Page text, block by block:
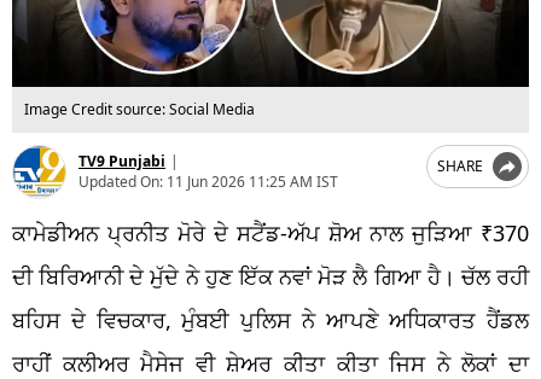
Image Credit source: Social Media
TV9 Punjabi |
Updated On: 11 Jun 2026 11:25 AM IST
SHARE
ਕਾਮੇਡੀਅਨ ਪ੍ਰਨੀਤ ਮੋਰੇ ਦੇ ਸਟੈਂਡ-ਅੱਪ ਸ਼ੋਅ ਨਾਲ ਜੁੜਿਆ ₹370
ਦੀ ਬਿਰਿਆਨੀ ਦੇ ਮੁੱਦੇ ਨੇ ਹੁਣ ਇੱਕ ਨਵਾਂ ਮੋੜ ਲੈ ਗਿਆ ਹੈ। ਚੱਲ ਰਹੀ
ਬਹਿਸ ਦੇ ਵਿਚਕਾਰ, ਮੁੰਬਈ ਪੁਲਿਸ ਨੇ ਆਪਣੇ ਅਧਿਕਾਰਤ ਹੈਂਡਲ
ਰਾਹੀਂ ਕਲੀਅਰ ਮੈਸੇਜ ਵੀ ਸ਼ੇਅਰ ਕੀਤਾ ਕੀਤਾ ਜਿਸ ਨੇ ਲੋਕਾਂ ਦਾ